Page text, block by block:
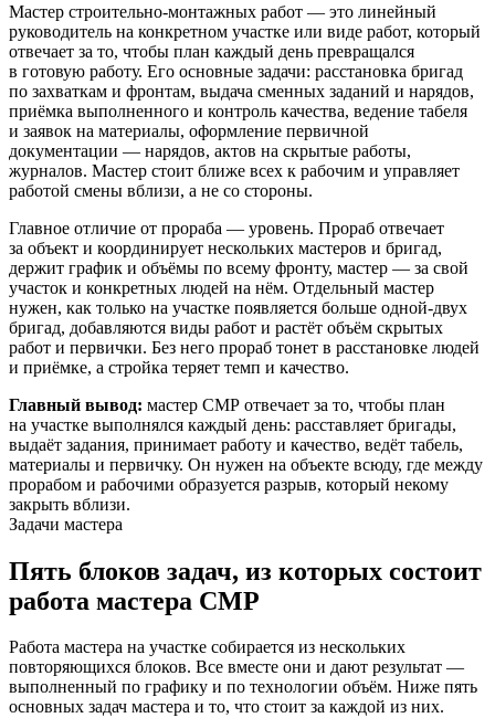
Мастер строительно-монтажных работ — это линейный
руководитель на конкретном участке или виде работ, который
отвечает за то, чтобы план каждый день превращался
в готовую работу. Его основные задачи: расстановка бригад
по захваткам и фронтам, выдача сменных заданий и нарядов,
приёмка выполненного и контроль качества, ведение табеля
и заявок на материалы, оформление первичной
документации — нарядов, актов на скрытые работы,
журналов. Мастер стоит ближе всех к рабочим и управляет
работой смены вблизи, а не со стороны.
Главное отличие от прораба — уровень. Прораб отвечает
за объект и координирует нескольких мастеров и бригад,
держит график и объёмы по всему фронту, мастер — за свой
участок и конкретных людей на нём. Отдельный мастер
нужен, как только на участке появляется больше одной-двух
бригад, добавляются виды работ и растёт объём скрытых
работ и первички. Без него прораб тонет в расстановке людей
и приёмке, а стройка теряет темп и качество.
Главный вывод: мастер СМР отвечает за то, чтобы план
на участке выполнялся каждый день: расставляет бригады,
выдаёт задания, принимает работу и качество, ведёт табель,
материалы и первичку. Он нужен на объекте всюду, где между
прорабом и рабочими образуется разрыв, который некому
закрыть вблизи.
Задачи мастера
Пять блоков задач, из которых состоит
работа мастера СМР
Работа мастера на участке собирается из нескольких
повторяющихся блоков. Все вместе они и дают результат —
выполненный по графику и по технологии объём. Ниже пять
основных задач мастера и то, что стоит за каждой из них.